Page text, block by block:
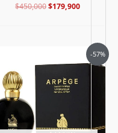
$450,000$179,900
-57%
era:
$490,000.
precio
actual